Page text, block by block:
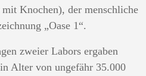
mit Knochen), der menschliche
„Oase 1“.
zweier Labors ergaben
Alter von ungefähr 35.000